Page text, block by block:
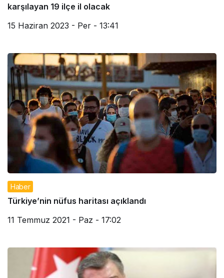
karşılayan 19 ilçe il olacak
15 Haziran 2023 - Per - 13:41
Haber
Türkiye’nin nüfus haritası açıklandı
11 Temmuz 2021 - Paz - 17:02